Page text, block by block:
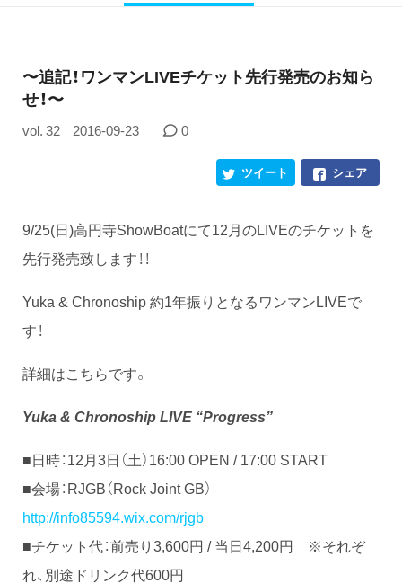
〜追記！ワンマンLIVEチケット先行発売のお知ら
せ！〜
vol. 32 2016-09-23 0
シェア
ツイート
9/25(日)高円寺ShowBoatにて12月のLIVEのチケットを
先行発売致します！！
Yuka & Chronoship 約1年振りとなるワンマンLIVEで
す！
詳細はこちらです。
Yuka & Chronoship LIVE “Progress”
■日時：12月3日（土）16:00 OPEN / 17:00 START
■会場：RJGB（Rock Joint GB）
http://info85594.wix.com/rjgb
■チケット代：前売り3,600円 / 当日4,200円 ※それぞ
れ、別途ドリンク代600円